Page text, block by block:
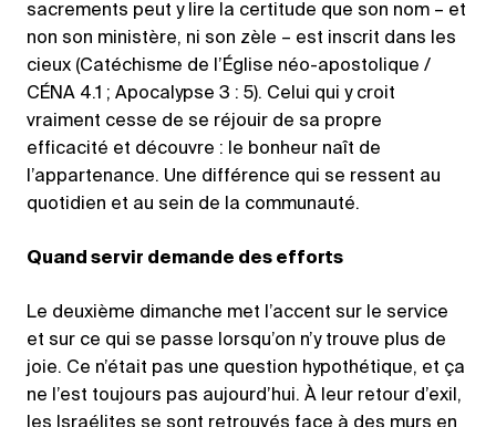
sacrements peut y lire la certitude que son nom – et
non son ministère, ni son zèle – est inscrit dans les
cieux (Catéchisme de l’Église néo-apostolique /
CÉNA 4.1 ; Apocalypse 3 : 5). Celui qui y croit
vraiment cesse de se réjouir de sa propre
efficacité et découvre : le bonheur naît de
l’appartenance. Une différence qui se ressent au
quotidien et au sein de la communauté.
Quand servir demande des efforts
Le deuxième dimanche met l’accent sur le service
et sur ce qui se passe lorsqu’on n’y trouve plus de
joie. Ce n’était pas une question hypothétique, et ça
ne l’est toujours pas aujourd’hui. À leur retour d’exil,